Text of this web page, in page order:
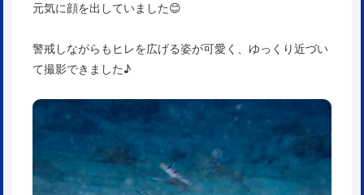
元気に顔を出していました😊
警戒しながらもヒレを広げる姿が可愛く、ゆっくり近づい
て撮影できました♪